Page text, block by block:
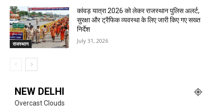
राजस्थान
कांवड़ यात्रा 2026 को लेकर राजस्थान पुलिस अलर्ट,
सुरक्षा और ट्रैफिक व्यवस्था के लिए जारी किए गए सख्त
निर्देश
July 31, 2026
NEW DELHI
Overcast Clouds